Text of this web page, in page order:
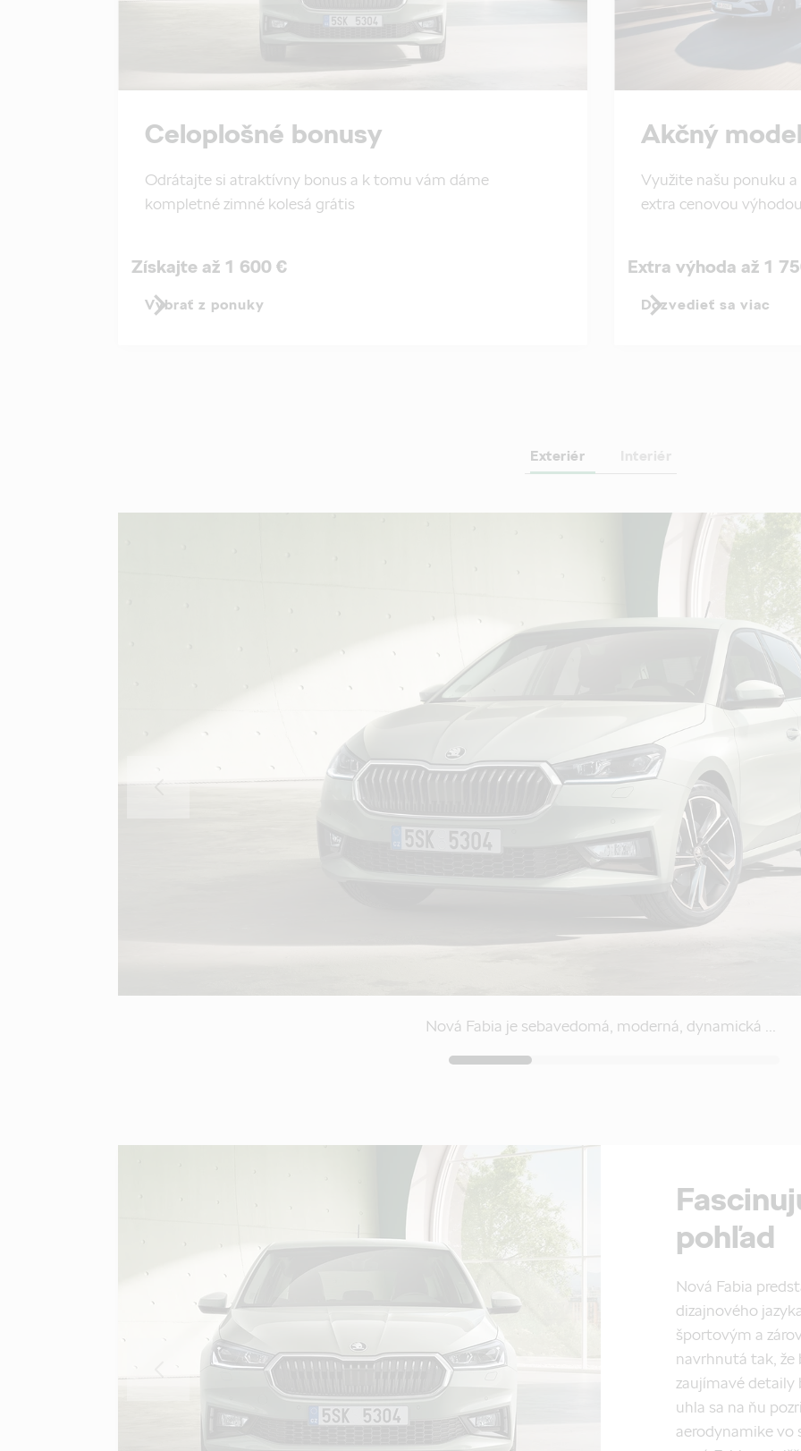
Celoplošné bonusy
Odrátajte si atraktívny bonus a k tomu vám dáme
kompletné zimné kolesá grátis
Vybrať z ponuky
Získajte až 1 600 €
Akčný
Využite našu ponuku
extra cenovou
Dozvedieť sa viac
Extra výhoda až 1
Exteriér
Nová Fabia je sebavedomá, moderná, dynamická ...
pohľad
Nová Fabia
dizajnového
športovým a
navrhnutá tak,
zaujímavé detaily
uhla sa na ňu
aerodynamike vo